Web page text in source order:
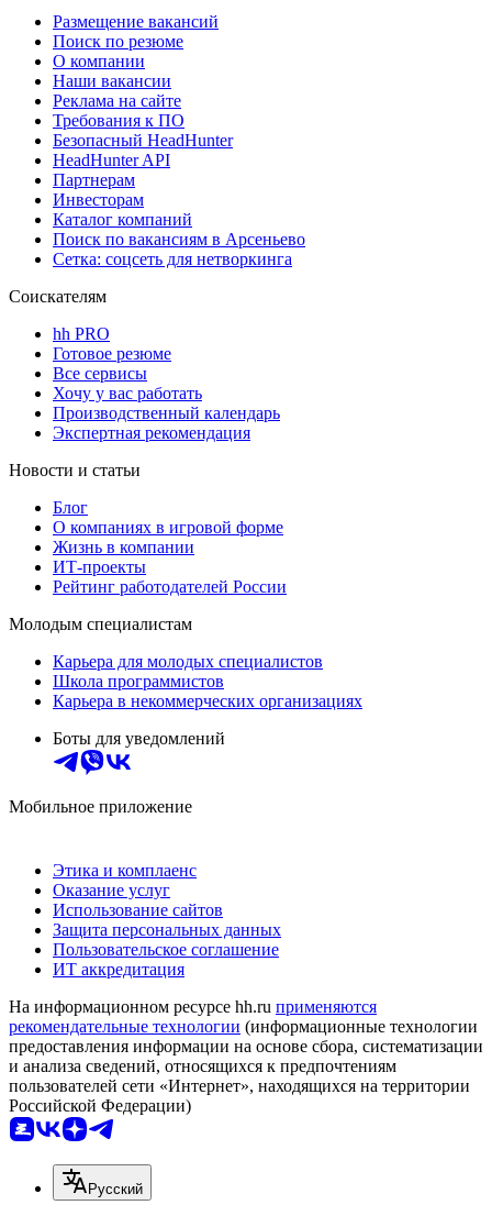
Размещение вакансий
Поиск по резюме
О компании
Наши вакансии
Реклама на сайте
Требования к ПО
Безопасный HeadHunter
HeadHunter API
Партнерам
Инвесторам
Каталог компаний
Поиск по вакансиям в Арсеньево
Сетка: соцсеть для нетворкинга
Соискателям
hh PRO
Готовое резюме
Все сервисы
Хочу у вас работать
Производственный календарь
Экспертная рекомендация
Новости и статьи
Блог
О компаниях в игровой форме
Жизнь в компании
ИТ-проекты
Рейтинг работодателей России
Молодым специалистам
Карьера для молодых специалистов
Школа программистов
Карьера в некоммерческих организациях
Боты для уведомлений
Мобильное приложение
Этика и комплаенс
Оказание услуг
Использование сайтов
Защита персональных данных
Пользовательское соглашение
ИТ аккредитация
На информационном ресурсе hh.ru применяются
рекомендательные технологии (информационные технологии
предоставления информации на основе сбора, систематизации
и анализа сведений, относящихся к предпочтениям
пользователей сети «Интернет», находящихся на территории
Российской Федерации)
Русский